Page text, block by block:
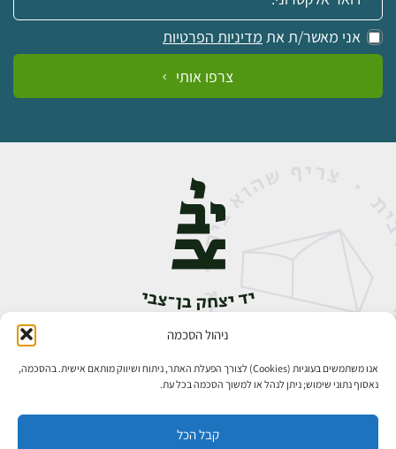
ניהול הסכמה
אנו משתמשים בעוגיות (Cookies) לצורך הפעלת האתר, ניתוח ושיווק מותאם אישית. בהסכמה,
נאסוף נתוני שימוש; ניתן לנהל או למשוך הסכמה בכל עת.
קבל הכל
אני מאשר/ת את מדיניות הפרטיות
צרפו אותי
אבן גבירול 14, רחביה, ירושלים